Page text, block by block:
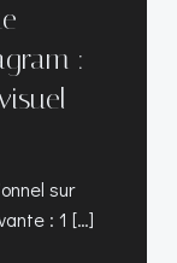
:
sur
: 1 […]